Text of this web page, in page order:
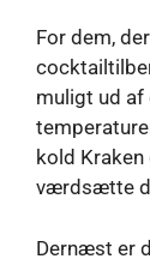
For dem,
muligt ud
kold
værdsætte
Dernæst er